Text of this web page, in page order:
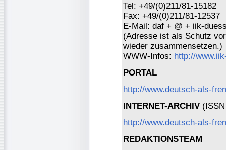
Tel: +49/(0)211/81-15182
Fax: +49/(0)211/81-12537
E-Mail: daf + @ + iik-
(Adresse ist als Schutz
wieder zusammensetzen.)
WWW-Infos: http://
PORTAL
http://www.deutsch-als-
INTERNET-ARCHIV
http://www.deutsch-als-
REDAKTIONSTEAM